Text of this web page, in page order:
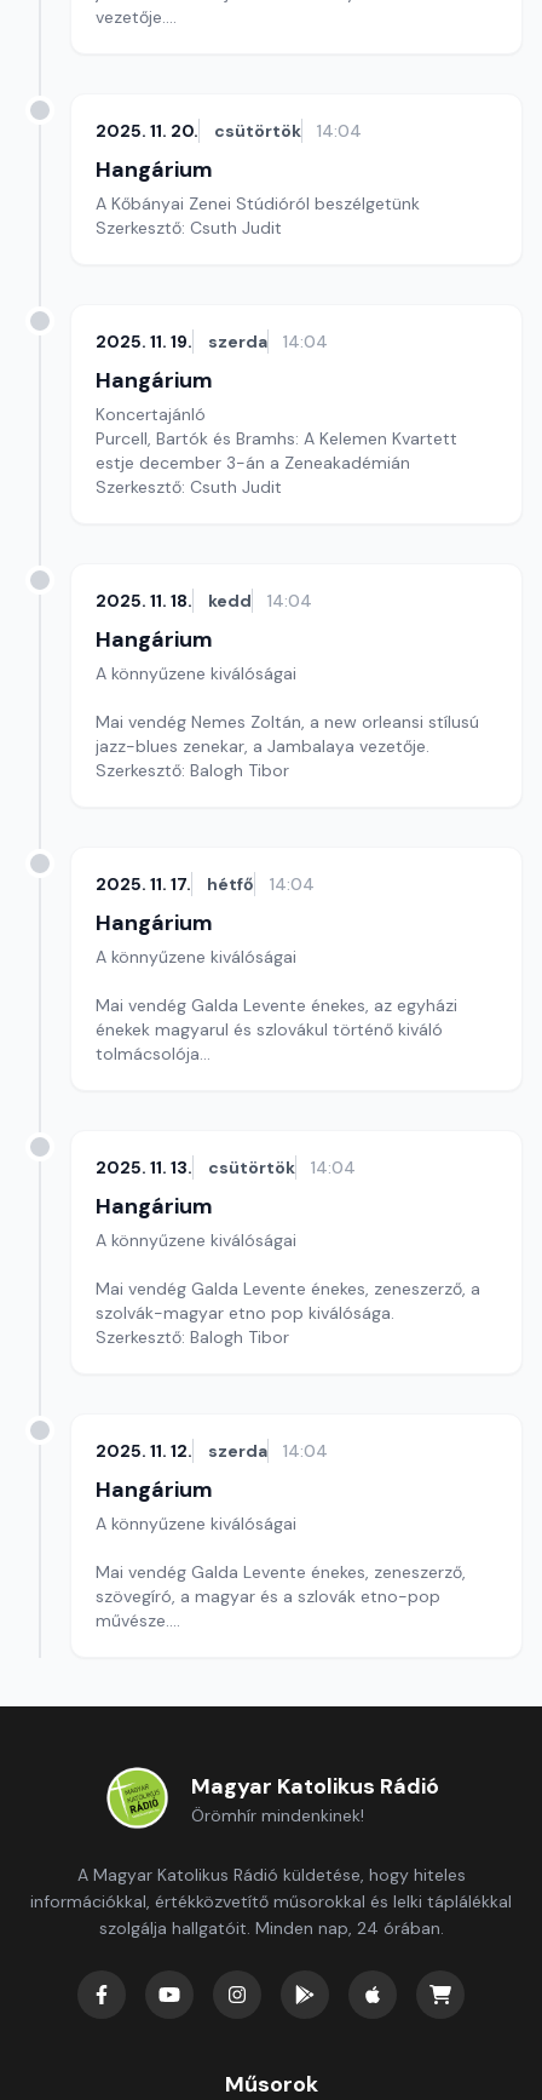
vezetője.
2025. 11. 20. csütörtök 14:04
Hangárium
A Kőbányai Zenei Stúdióról beszélgetünk
Szerkesztő: Csuth Judit
2025. 11. 19. szerda 14:04
Hangárium
Koncertajánló
Purcell, Bartók és Bramhs: A Kelemen Kvartett
estje december 3-án a Zeneakadémián
Szerkesztő: Csuth Judit
2025. 11. 18. kedd 14:04
Hangárium
A könnyűzene kiválóságai
Mai vendég Nemes Zoltán, a new orleansi stílusú
jazz-blues zenekar, a Jambalaya vezetője.
Szerkesztő: Balogh Tibor
2025. 11. 17. hétfő 14:04
Hangárium
A könnyűzene kiválóságai
Mai vendég Galda Levente énekes, az egyházi
énekek magyarul és szlovákul történő kiváló
tolmácsolója
2025. 11. 13. csütörtök 14:04
Hangárium
A könnyűzene kiválóságai
Mai vendég Galda Levente énekes, zeneszerző, a
szolvák-magyar etno pop kiválósága.
Szerkesztő: Balogh Tibor
2025. 11. 12. szerda 14:04
Hangárium
A könnyűzene kiválóságai
Mai vendég Galda Levente énekes, zeneszerző,
szövegíró, a magyar és a szlovák etno-pop
művésze.
Magyar Katolikus Rádió
Örömhír mindenkinek!
A Magyar Katolikus Rádió küldetése, hogy hiteles
információkkal, értékközvetítő műsorokkal és lelki táplálékkal
szolgálja hallgatóit. Minden nap, 24 órában.
Műsorok